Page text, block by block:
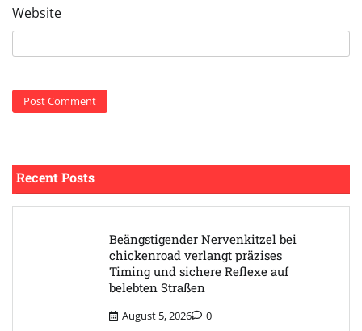
Website
Recent Posts
Beängstigender Nervenkitzel bei
chickenroad verlangt präzises
Timing und sichere Reflexe auf
belebten Straßen
August 5, 2026 0